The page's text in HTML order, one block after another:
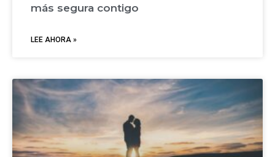
más segura contigo
LEE AHORA »